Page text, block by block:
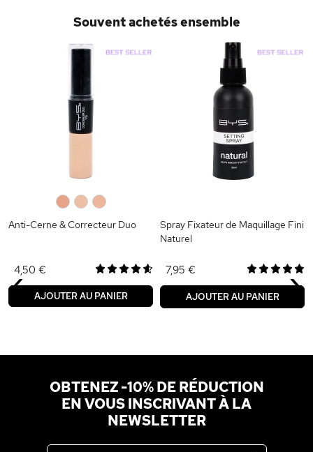
Souvent achetés ensemble
Anti-Cerne & Correcteur Duo
4,50 €
AJOUTER AU PANIER
Spray Fixateur de Maquillage Fini
Naturel
7,95 €
AJOUTER AU PANIER
‹ ›
OBTENEZ -10% DE RÉDUCTION
EN VOUS INSCRIVANT À LA
NEWSLETTER